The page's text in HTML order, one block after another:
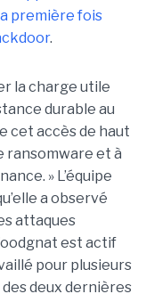
première fois
.
la charge utile
durable au
cet accès de haut
ransomware et à
» L’équipe
a observé
attaques
est actif
pour plusieurs
deux dernières